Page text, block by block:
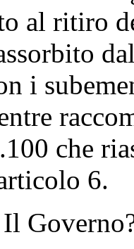
al ritiro
i
che
6.